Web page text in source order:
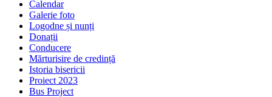
Calendar
Galerie foto
Logodne și nunți
Donații
Conducere
Mărturisire de credință
Istoria bisericii
Proiect 2023
Bus Project